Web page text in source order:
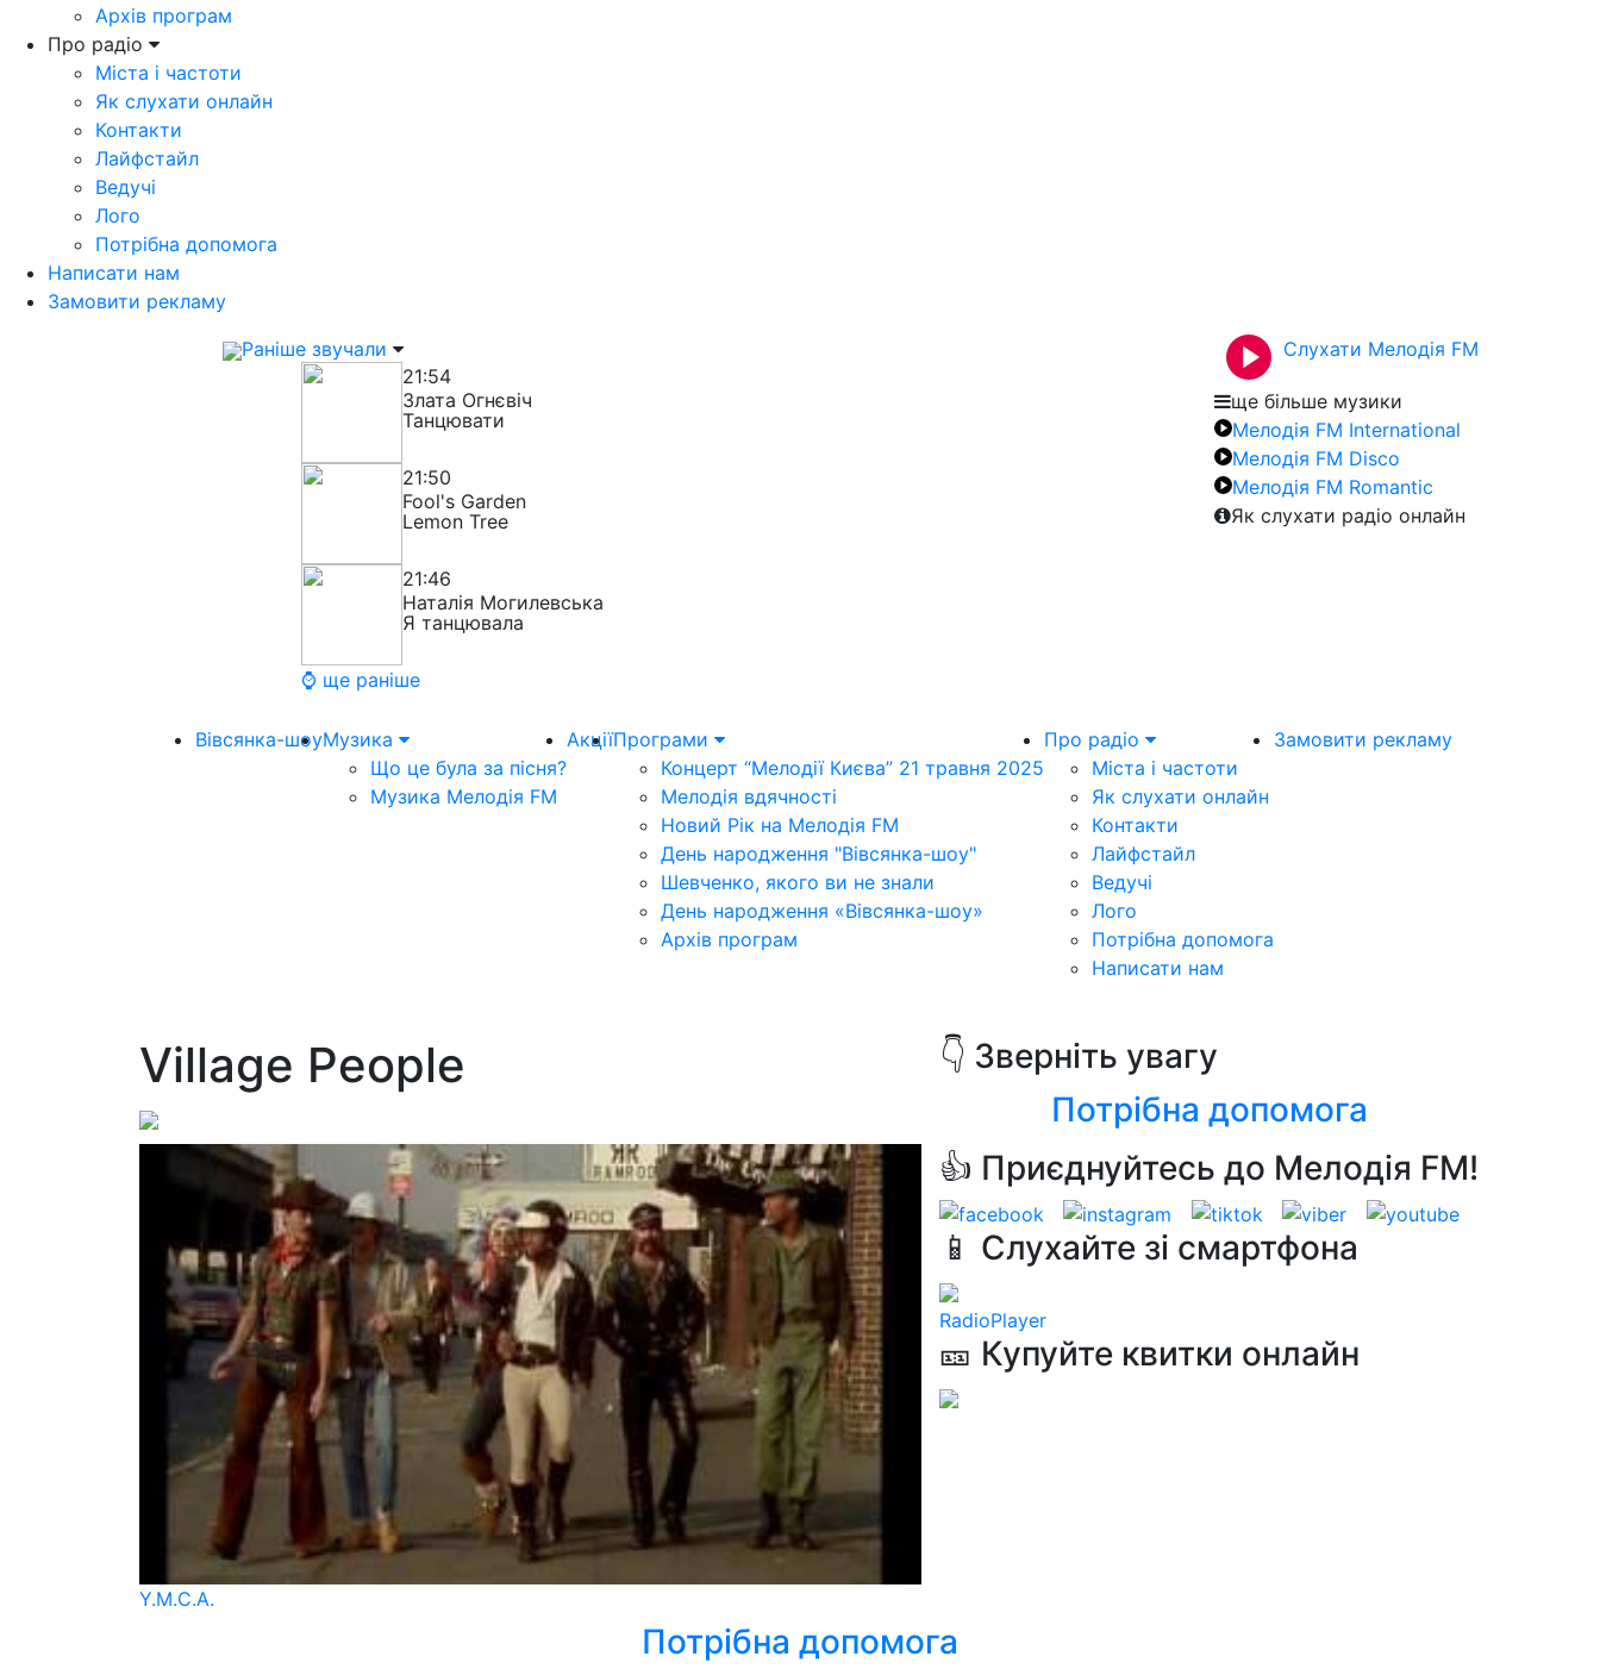
Архів програм
Про радіо
Міста і частоти
Як слухати онлайн
Контакти
Лайфстайл
Ведучі
Лого
Потрібна допомога
Написати нам
Замовити рекламу
Раніше звучали
21:54
Злата Огнєвіч
Танцювати
21:50
Fool's Garden
Lemon Tree
21:46
Наталія Могилевська
Я танцювала
⌚ ще раніше
Слухати Мелодія FM
ще більше музики
Мелодія FM International
Мелодія FM Disco
Мелодія FM Romantic
Як слухати радіо онлайн
Вівсянка-шоуМузика
Що це була за пісня?
Музика Мелодія FM
АкціїПрограми
Концерт “Мелодії Києва” 21 травня 2025
Мелодія вдячності
Новий Рік на Мелодія FM
День народження "Вівсянка-шоу"
Шевченко, якого ви не знали
День народження «Вівсянка-шоу»
Архів програм
Про радіо
Міста і частоти
Як слухати онлайн
Контакти
Лайфстайл
Ведучі
Лого
Потрібна допомога
Написати нам
Замовити рекламу
Village People
Y.M.C.A.
👇 Зверніть увагу
Потрібна допомога
👍 Приєднуйтесь до Мелодія FM!
📱 Слухайте зі смартфона
RadioPlayer
🎫 Купуйте квитки онлайн
Потрібна допомога